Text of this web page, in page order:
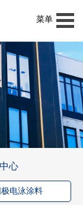
菜单
心
电泳涂料